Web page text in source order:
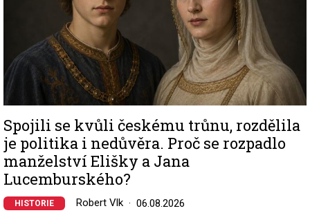
Spojili se kvůli českému trůnu, rozdělila
je politika i nedůvěra. Proč se rozpadlo
manželství Elišky a Jana
Lucemburského?
HISTORIE Robert Vlk 06.08.2026